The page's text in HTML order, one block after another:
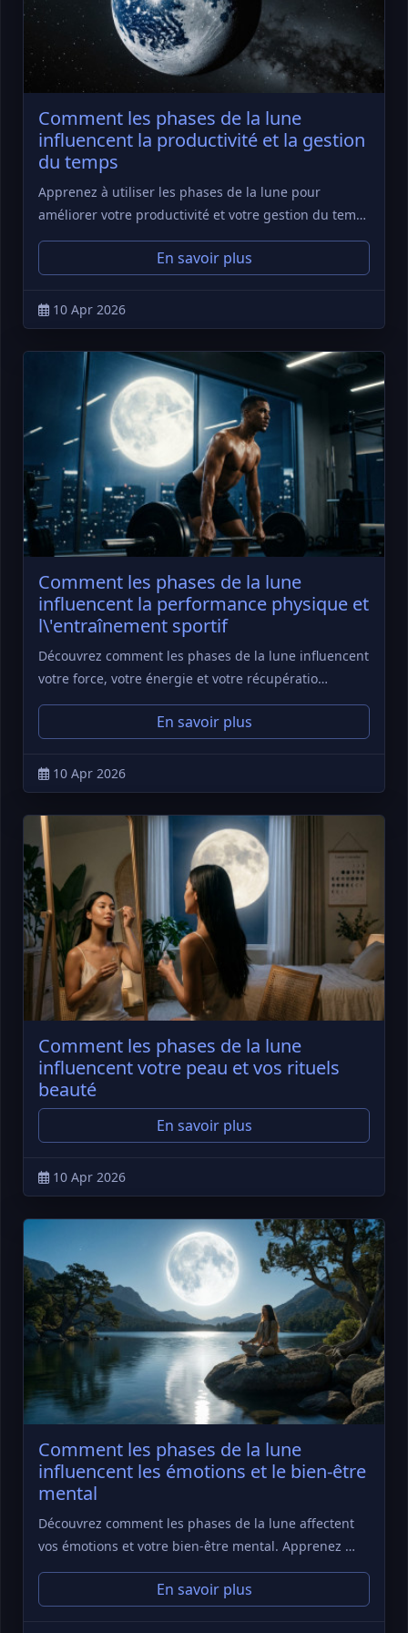
Comment les phases de la lune
influencent la productivité et la gestion
du temps
Apprenez à utiliser les phases de la lune pour
améliorer votre productivité et votre gestion du tem…
En savoir plus
10 Apr 2026
Comment les phases de la lune
influencent la performance physique et
l\'entraînement sportif
Découvrez comment les phases de la lune influencent
votre force, votre énergie et votre récupératio…
En savoir plus
10 Apr 2026
Comment les phases de la lune
influencent votre peau et vos rituels
beauté
En savoir plus
10 Apr 2026
Comment les phases de la lune
influencent les émotions et le bien-être
mental
Découvrez comment les phases de la lune affectent
vos émotions et votre bien-être mental. Apprenez …
En savoir plus